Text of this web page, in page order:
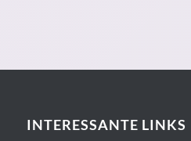
INTERESSANTE LINKS